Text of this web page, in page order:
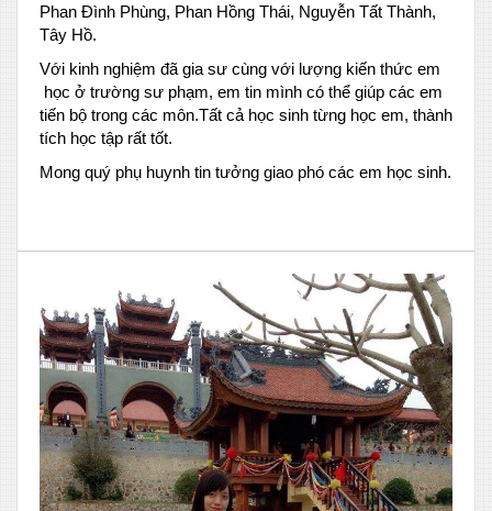
Phan Đình Phùng, Phan Hồng Thái, Nguyễn Tất Thành,
Tây Hồ.
Với kinh nghiệm đã gia sư cùng với lượng kiến thức em
học ở trường sư phạm, em tin mình có thể giúp các em
tiến bộ trong các môn.Tất cả học sinh từng học em, thành
tích học tập rất tốt.
Mong quý phụ huynh tin tưởng giao phó các em học sinh.